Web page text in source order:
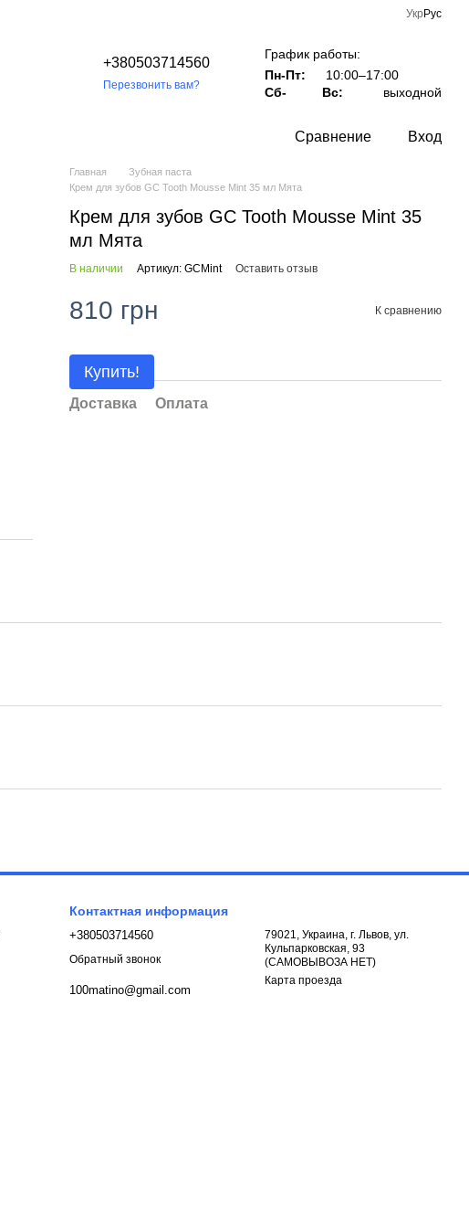
Укр Рус
+380503714560
Перезвонить вам?
График работы:
Пн-Пт:
10:00–17:00
Сб-
Вс: выходной
Сравнение Вход
Главная
Зубная паста
Крем для зубов GC Tooth Mousse Mint 35 мл Мята
Крем для зубов GC Tooth Mousse Mint 35
мл Мята
В наличии Артикул: GCMint Оставить отзыв
810 грн К сравнению
Купить!
Доставка Оплата
Контактная информация
+380503714560
Обратный звонок
100matino@gmail.com
79021, Украина, г. Львов, ул.
Кульпарковская, 93
(САМОВЫВОЗА НЕТ)
Карта проезда